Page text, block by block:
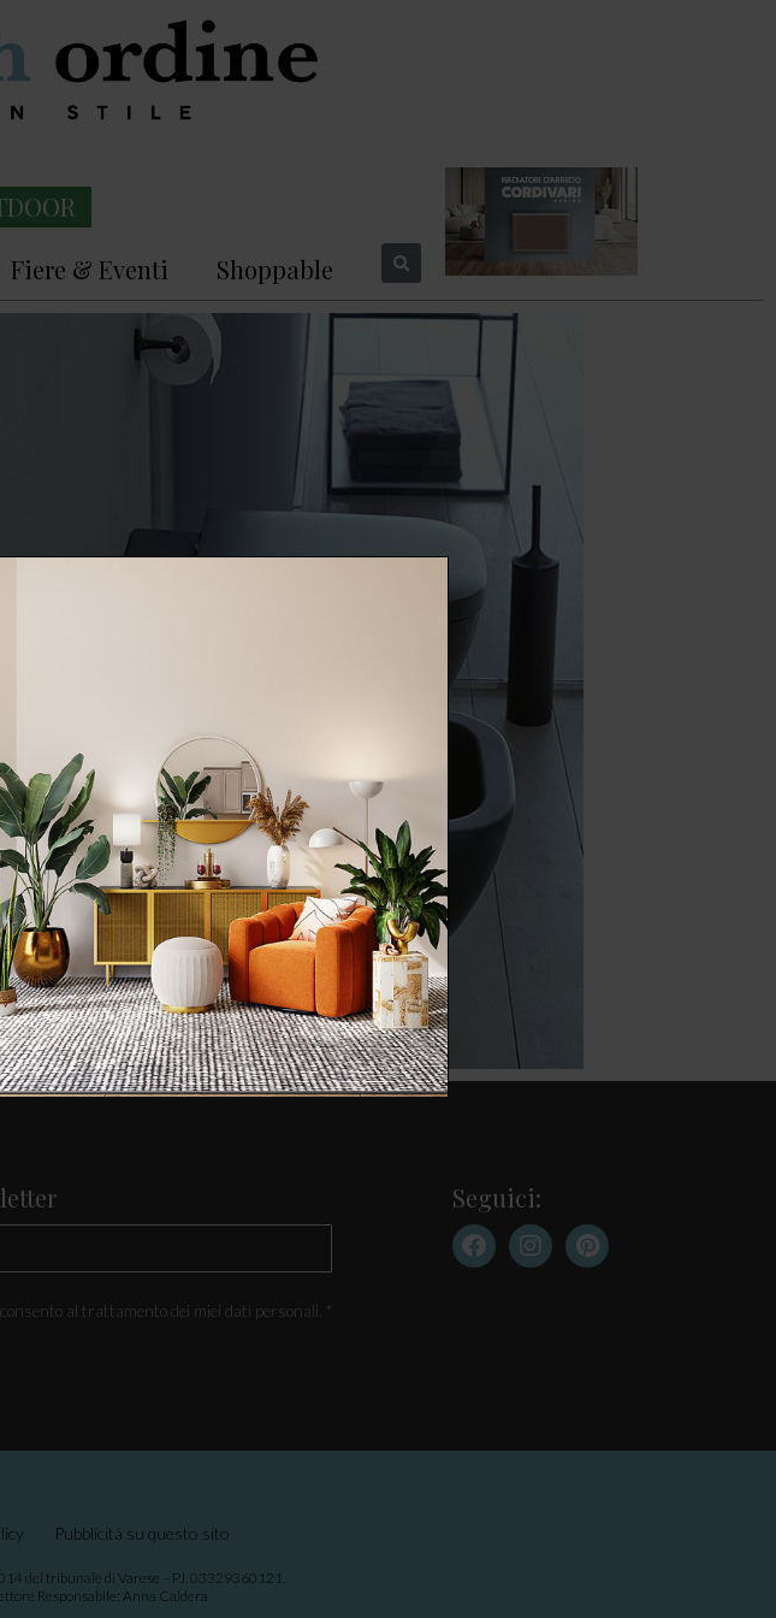
Fiere & Eventi Shoppable
al trattamento dei miei dati personali. *
Seguici:
Pubblicità su questo sito
del tribunale di Varese – P.I. 03329360121.
Responsabile: Anna Caldera